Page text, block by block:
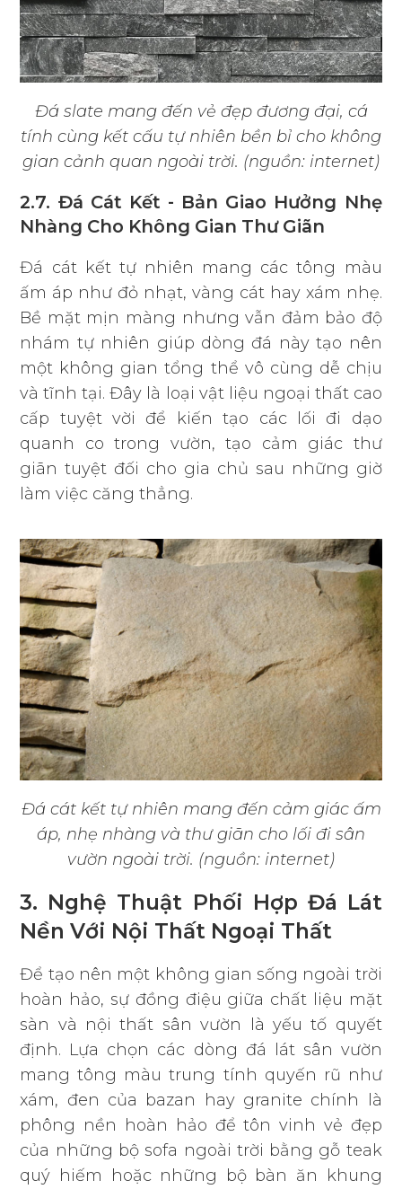
Đá slate mang đến vẻ đẹp đương đại, cá
tính cùng kết cấu tự nhiên bền bỉ cho không
gian cảnh quan ngoài trời. (nguồn: internet)
2.7. Đá Cát Kết - Bản Giao Hưởng Nhẹ
Nhàng Cho Không Gian Thư Giãn
Đá cát kết tự nhiên mang các tông màu
ấm áp như đỏ nhạt, vàng cát hay xám nhẹ.
Bề mặt mịn màng nhưng vẫn đảm bảo độ
nhám tự nhiên giúp dòng đá này tạo nên
một không gian tổng thể vô cùng dễ chịu
và tĩnh tại. Đây là loại vật liệu ngoại thất cao
cấp tuyệt vời để kiến tạo các lối đi dạo
quanh co trong vườn, tạo cảm giác thư
giãn tuyệt đối cho gia chủ sau những giờ
làm việc căng thẳng.
Đá cát kết tự nhiên mang đến cảm giác ấm
áp, nhẹ nhàng và thư giãn cho lối đi sân
vườn ngoài trời. (nguồn: internet)
3. Nghệ Thuật Phối Hợp Đá Lát
Nền Với Nội Thất Ngoại Thất
Để tạo nên một không gian sống ngoài trời
hoàn hảo, sự đồng điệu giữa chất liệu mặt
sàn và nội thất sân vườn là yếu tố quyết
định. Lựa chọn các dòng đá lát sân vườn
mang tông màu trung tính quyến rũ như
xám, đen của bazan hay granite chính là
phông nền hoàn hảo để tôn vinh vẻ đẹp
của những bộ sofa ngoài trời bằng gỗ teak
quý hiếm hoặc những bộ bàn ăn khung